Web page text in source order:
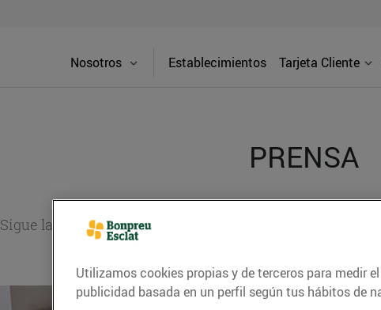
Nosotros Establecimientos Tarjeta Cliente
PRENSA
Sigue la actualidad de los supermercados Bonpreu y
Utilizamos cookies propias y de terceros para medir
publicidad basada en un perfil según tus hábitos de